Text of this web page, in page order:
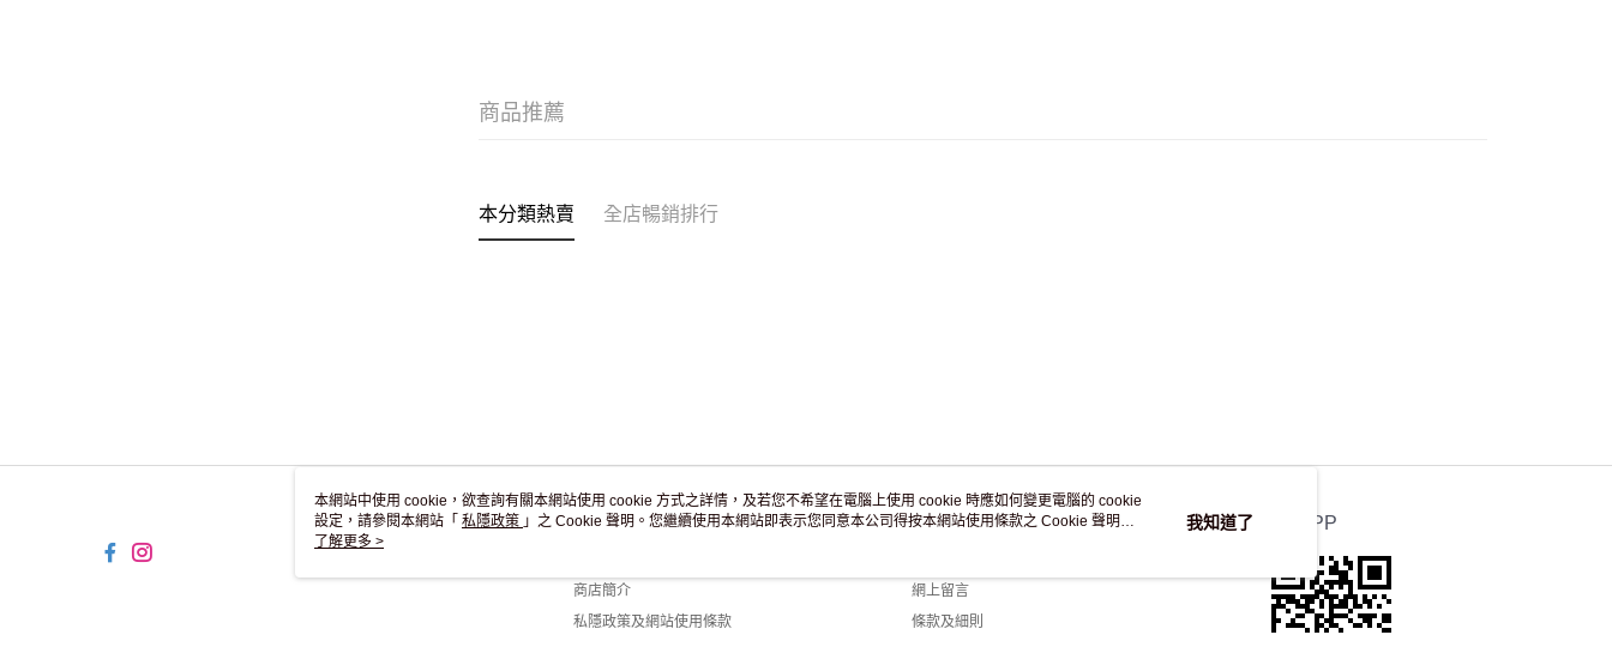
商品推薦
本分類熱賣 全店暢銷排行
關於我們
商店簡介
私隱政策及網站使用條款
客戶服務
網上留言
條款及細則
官方APP
本網站中使用 cookie，欲查詢有關本網站使用 cookie 方式之詳情，及若您不希望在電腦上使用 cookie 時應如何變更電腦的 cookie
設定，請參閱本網站「 私隱政策 」之 Cookie 聲明。您繼續使用本網站即表示您同意本公司得按本網站使用條款之 Cookie 聲明使
用 cookie。
了解更多 >
我知道了